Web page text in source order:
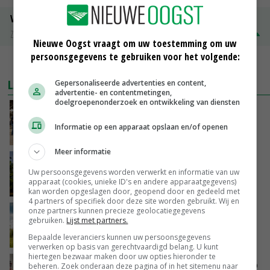
Volle melkpoeder
Zuivel NL
MEER MARKTPRIJZEN
LAATSTE NIEUWS
Na jarenlang meten willen Zuid-Hollandse
boeren nu erkenning
minister spreekt van ‘ondernemersrisico’
GISTEREN, 16:27
‘Rendement van Krullvarkens komt van de
overkant’
GISTEREN, 15:30
Oorlogen en El Niño stuwen voedselprijzen op
Nieuwe Oogst vraagt om uw toestemming om uw
persoonsgegevens te gebruiken voor het volgende:
Gepersonaliseerde advertenties en content,
advertentie- en contentmetingen,
doelgroepenonderzoek en ontwikkeling van diensten
Informatie op een apparaat opslaan en/of openen
Meer informatie
Uw persoonsgegevens worden verwerkt en informatie van uw
apparaat (cookies, unieke ID's en andere apparaatgegevens)
kan worden opgeslagen door, geopend door en gedeeld met
4 partners of specifiek door deze site worden gebruikt. Wij en
onze partners kunnen precieze geolocatiegegevens
gebruiken. Lijst met partners.
Bepaalde leveranciers kunnen uw persoonsgegevens
verwerken op basis van gerechtvaardigd belang. U kunt
hiertegen bezwaar maken door uw opties hieronder te
beheren. Zoek onderaan deze pagina of in het sitemenu naar